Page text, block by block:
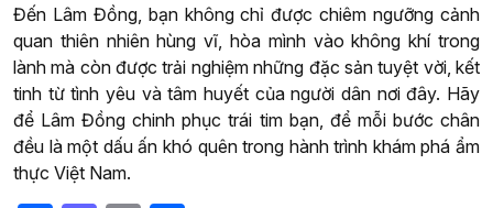
Đến Lâm Đồng, bạn không chỉ được chiêm ngưỡng cảnh
quan thiên nhiên hùng vĩ, hòa mình vào không khí trong
lành mà còn được trải nghiệm những đặc sản tuyệt vời, kết
tinh từ tình yêu và tâm huyết của người dân nơi đây. Hãy
để Lâm Đồng chinh phục trái tim bạn, để mỗi bước chân
đều là một dấu ấn khó quên trong hành trình khám phá ẩm
thực Việt Nam.